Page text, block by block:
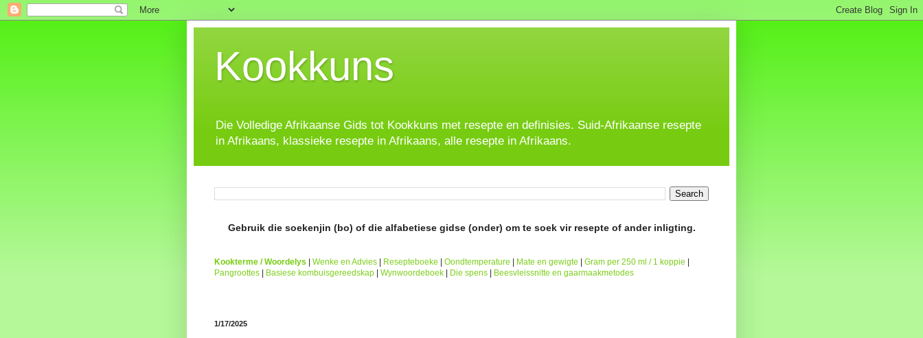
Kookkuns
Die Volledige Afrikaanse Gids tot Kookkuns met resepte en definisies. Suid-Afrikaanse resepte
in Afrikaans, klassieke resepte in Afrikaans, alle resepte in Afrikaans.
Gebruik die soekenjin (bo) of die alfabetiese gidse (onder) om te soek vir resepte of ander inligting.
Kookterme / Woordelys Wenke en Advies Resepteboeke Oondtemperature Mate en gewigte Gram per 250 ml / 1 koppie
Pangroottes
Basiese kombuisgereedskap Wynwoordeboek Die spens Beesvleissnitte en gaarmaakmetodes
1/17/2025